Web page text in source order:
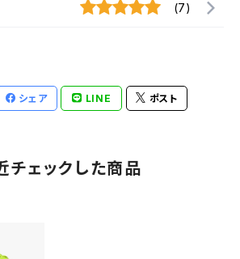
(7)
シェア LINE ポスト
チェックした商品